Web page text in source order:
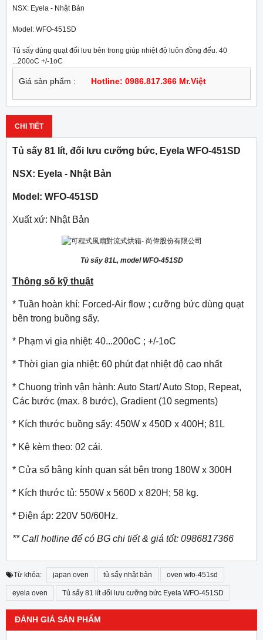
NSX: Eyela - Nhật Bản
Model: WFO-451SD
Tủ sấy dùng quạt đối lưu bên trong giúp nhiệt độ luôn đồng đếu. 40
...200oC +/-1oC
Giá sản phẩm : Hotline: 0986.817.366 Mr.Việt
CHI TIẾT
Tủ sấy 81 lít, đối lưu cưỡng bức, Eyela WFO-451SD
NSX: Eyela - Nhật Bản
Model: WFO-451SD
Xuất xứ: Nhật Bản
Tủ sấy 81L, model WFO-451SD
Thông số kỹ thuật
* Tuần hoàn khí: Forced-Air flow ; cưỡng bức dùng quạt
bên trong buồng sấy.
* Phạm vi gia nhiệt: 40...200oC ; +/-1oC
* Thời gian gia nhiệt: 60 phút đạt nhiệt độ cao nhất
* Chuong trình vận hành: Auto Start/ Auto Stop, Repeat,
Các bước (max. 8 bước), Gradient (10 segments)
* Kích thước buồng sấy: 450W x 450D x 400H; 81L
* Kệ kèm theo: 02 cái.
* Cửa sổ bằng kính quan sát bên trong 180W x 300H
* Kích thước tủ: 550W x 560D x 820H; 58 kg.
* Điện áp: 220V 50/60Hz.
** Call hotline để có BG chi tiết & giá tốt: 0986817366
Từ khóa: japan oven tủ sấy nhật bản oven wfo-451sd
eyela oven Tủ sấy 81 lít đối lưu cưỡng bức Eyela WFO-451SD
ĐÁNH GIÁ SẢN PHẨM